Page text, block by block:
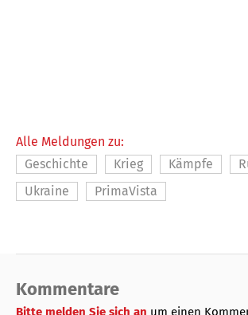
Alle Meldungen zu:
Geschichte
Krieg Kämpfe
Ukraine
PrimaVista
Kommentare
Bitte melden Sie sich an um einen